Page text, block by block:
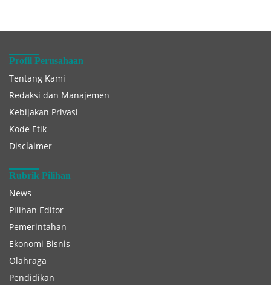
Profil Perusahaan
Tentang Kami
Redaksi dan Manajemen
Kebijakan Privasi
Kode Etik
Disclaimer
Rubrik Pilihan
News
Pilihan Editor
Pemerintahan
Ekonomi Bisnis
Olahraga
Pendidikan